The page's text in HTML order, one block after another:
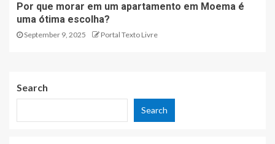
Por que morar em um apartamento em Moema é
uma ótima escolha?
September 9, 2025 Portal Texto Livre
Search
Search